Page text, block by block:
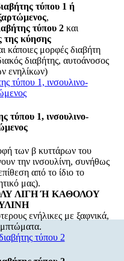
τύπου 1 ή
,
τύπου 2και
της κύησης
κάποιες μορφές διαβήτη
διαβήτης, αυτοάνοσος
ενηλίκων)
τύπου 1, ινσουλινο-
των β κυττάρων του
την ινσουλίνη, συνήθως
από το ίδιο το
μας).
ΛΙΓΗ Ή ΚΑΘΟΛΟΥ
ενήλικες με ξαφνικά,